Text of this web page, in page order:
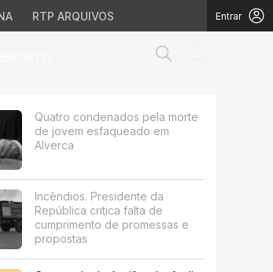
RTP ARQUIVOS Entrar
em Alverca
Quatro condenados pela morte
de jovem esfaqueado em
Alverca
Incêndios. Presidente da
República critica falta de
cumprimento de promessas e
propostas